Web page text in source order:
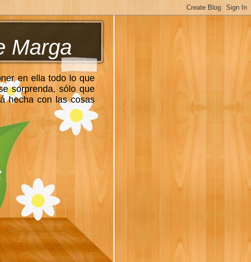
Marga
en ella todo lo que
sorprenda, sólo que
hecha con las cosas